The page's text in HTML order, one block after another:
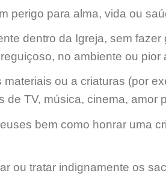
perigo para alma, vida ou
dentro da Igreja, sem
no ambiente ou pior
ou a criaturas (por
de TV, música, cinema, amor
bem como honrar uma
ou tratar indignamente os